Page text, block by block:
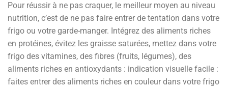
Pour réussir à ne pas craquer, le meilleur moyen au niveau
nutrition, c’est de ne pas faire entrer de tentation dans votre
frigo ou votre garde-manger. Intégrez des aliments riches
en protéines, évitez les graisse saturées, mettez dans votre
frigo des vitamines, des fibres (fruits, légumes), des
aliments riches en antioxydants : indication visuelle facile :
faites entrer des aliments riches en couleur dans votre frigo